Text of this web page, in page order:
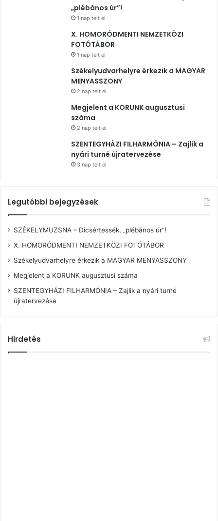
„plébános úr”!
1 nap telt el
X. HOMORÓDMENTI NEMZETKÖZI
FOTÓTÁBOR
1 nap telt el
Székelyudvarhelyre érkezik a MAGYAR
MENYASSZONY
2 nap telt el
Megjelent a KORUNK augusztusi
száma
2 nap telt el
SZENTEGYHÁZI FILHARMÓNIA – Zajlik a
nyári turné újratervezése
3 nap telt el
Legutóbbi bejegyzések
SZÉKELYMUZSNA – Dicsértessék, „plébános úr”!
X. HOMORÓDMENTI NEMZETKÖZI FOTÓTÁBOR
Székelyudvarhelyre érkezik a MAGYAR MENYASSZONY
Megjelent a KORUNK augusztusi száma
SZENTEGYHÁZI FILHARMÓNIA – Zajlik a nyári turné
újratervezése
Hirdetés